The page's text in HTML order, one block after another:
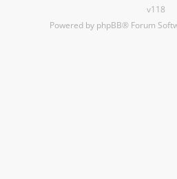
v118
Powered by phpBB® Forum